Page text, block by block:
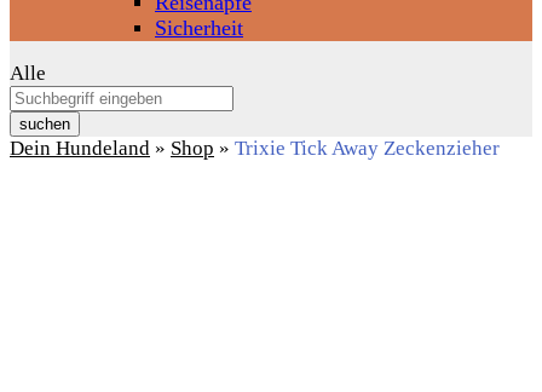
Sicherheit
Alle
suchen
Dein Hundeland » Shop » Trixie Tick Away Zeckenzieher